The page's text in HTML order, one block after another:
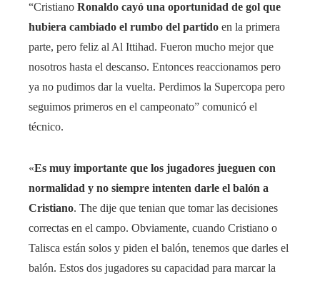
“Cristiano Ronaldo cayó una oportunidad de gol que
hubiera cambiado el rumbo del partido en la primera
parte, pero feliz al Al Ittihad. Fueron mucho mejor que
nosotros hasta el descanso. Entonces reaccionamos pero
ya no pudimos dar la vuelta. Perdimos la Supercopa pero
seguimos primeros en el campeonato” comunicó el
técnico.
«Es muy importante que los jugadores jueguen con
normalidad y no siempre intenten darle el balón a
Cristiano. The dije que tenian que tomar las decisiones
correctas en el campo. Obviamente, cuando Cristiano o
Talisca están solos y piden el balón, tenemos que darles el
balón. Estos dos jugadores su capacidad para marcar la